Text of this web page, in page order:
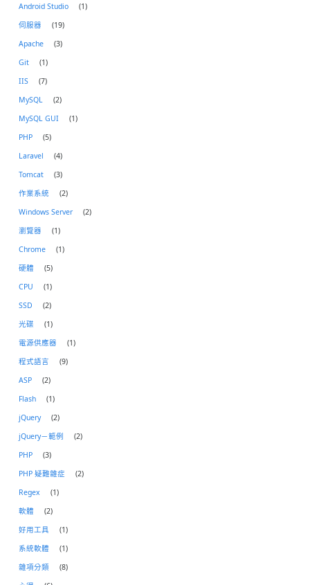
Android Studio
(1)
伺服器
(19)
Apache
(3)
Git
(1)
IIS
(7)
MySQL
(2)
MySQL GUI
(1)
PHP
(5)
Laravel
(4)
Tomcat
(3)
作業系統
(2)
Windows Server
(2)
瀏覽器
(1)
Chrome
(1)
硬體
(5)
CPU
(1)
SSD
(2)
光碟
(1)
電源供應器
(1)
程式語言
(9)
ASP
(2)
Flash
(1)
jQuery
(2)
jQuery－範例
(2)
PHP
(3)
PHP 疑難雜症
(2)
Regex
(1)
軟體
(2)
好用工具
(1)
系統軟體
(1)
雜項分類
(8)